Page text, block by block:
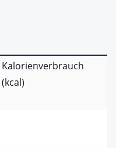
Kalorienverbrauch
(kcal)